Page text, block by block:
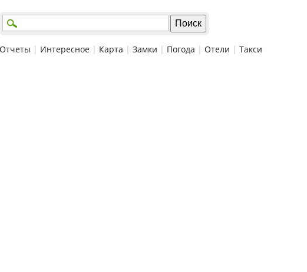
Отчеты | Интересное | Карта | Замки | Погода | Отели | Такси